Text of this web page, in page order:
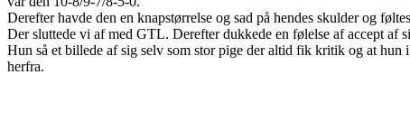
Derefter havde den en knapstørrelse og sad på hendes skulder og
Der sluttede vi af med GTL. Derefter dukkede en følelse af accept af
Hun så et billede af sig selv som stor pige der altid fik kritik og at
herfra.